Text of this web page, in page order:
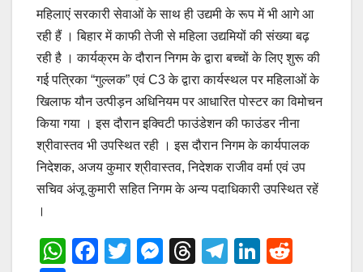
महिलाएं सरकारी सेवाओं के साथ ही उद्यमी के रूप में भी आगे आ
रही हैं । बिहार में काफी तेजी से महिला उद्यमियों की संख्या बढ़
रही है । कार्यक्रम के दौरान निगम के द्वारा बच्चों के लिए शुरू की
गई पत्रिका “गुल्लक” एवं C3 के द्वारा कार्यस्थल पर महिलाओं के
खिलाफ यौन उत्पीड़न अधिनियम पर आधारित पोस्टर का विमोचन
किया गया । इस दौरान इक्विटी फाउंडेशन की फाउंडर नीना
श्रीवास्तव भी उपस्थित रही । इस दौरान निगम के कार्यपालक
निदेशक, अजय कुमार श्रीवास्तव, निदेशक राजीव वर्मा एवं उप
सचिव अंजू कुमारी सहित निगम के अन्य पदाधिकारी उपस्थित रहें
।
W
F
T
M
T
T
Li